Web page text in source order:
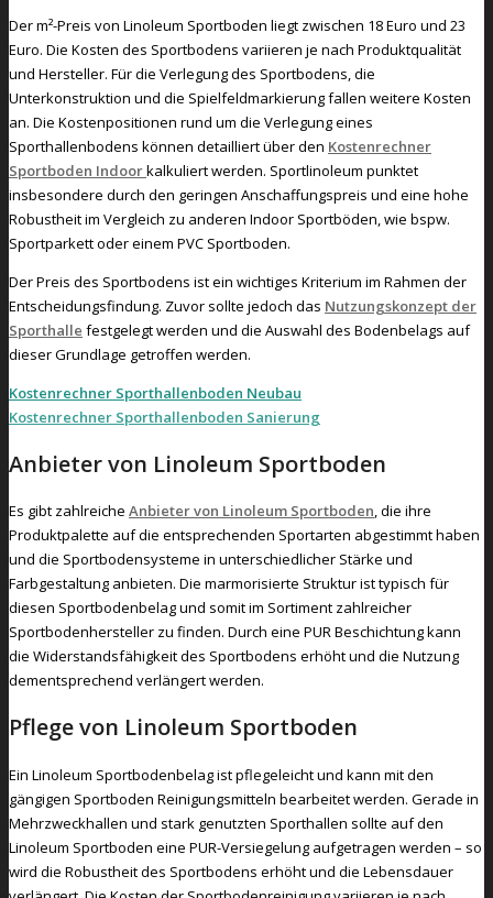
Der m²-Preis von Linoleum Sportboden liegt zwischen 18 Euro und 23
Euro. Die Kosten des Sportbodens variieren je nach Produktqualität
und Hersteller. Für die Verlegung des Sportbodens, die
Unterkonstruktion und die Spielfeldmarkierung fallen weitere Kosten
an. Die Kostenpositionen rund um die Verlegung eines
Sporthallenbodens können detailliert über den Kostenrechner
Sportboden Indoorkalkuliert werden. Sportlinoleum punktet
insbesondere durch den geringen Anschaffungspreis und eine hohe
Robustheit im Vergleich zu anderen Indoor Sportböden, wie bspw.
Sportparkett oder einem PVC Sportboden.
Der Preis des Sportbodens ist ein wichtiges Kriterium im Rahmen der
Entscheidungsfindung. Zuvor sollte jedoch das Nutzungskonzept der
Sporthalle festgelegt werden und die Auswahl des Bodenbelags auf
dieser Grundlage getroffen werden.
Kostenrechner Sporthallenboden Neubau
Kostenrechner Sporthallenboden Sanierung
Anbieter von Linoleum Sportboden
Es gibt zahlreiche Anbieter von Linoleum Sportboden, die ihre
Produktpalette auf die entsprechenden Sportarten abgestimmt haben
und die Sportbodensysteme in unterschiedlicher Stärke und
Farbgestaltung anbieten. Die marmorisierte Struktur ist typisch für
diesen Sportbodenbelag und somit im Sortiment zahlreicher
Sportbodenhersteller zu finden. Durch eine PUR Beschichtung kann
die Widerstandsfähigkeit des Sportbodens erhöht und die Nutzung
dementsprechend verlängert werden.
Pflege von Linoleum Sportboden
Ein Linoleum Sportbodenbelag ist pflegeleicht und kann mit den
gängigen Sportboden Reinigungsmitteln bearbeitet werden. Gerade in
Mehrzweckhallen und stark genutzten Sporthallen sollte auf den
Linoleum Sportboden eine PUR-Versiegelung aufgetragen werden – so
wird die Robustheit des Sportbodens erhöht und die Lebensdauer